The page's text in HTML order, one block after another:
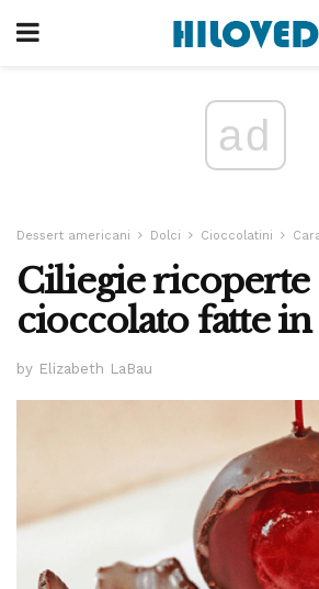
ad
Dessert americani Dolci Cioccolatini
Ciliegie ricoperte
cioccolato fatte in
by Elizabeth LaBau